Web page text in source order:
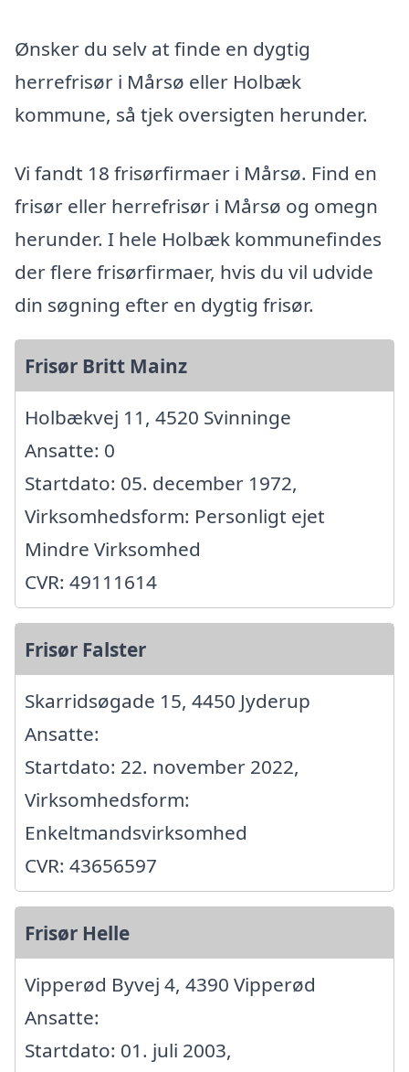
Ønsker du selv at finde en dygtig
herrefrisør i Mårsø eller Holbæk
kommune, så tjek oversigten herunder.
Vi fandt 18 frisørfirmaer i Mårsø. Find en
frisør eller herrefrisør i Mårsø og omegn
herunder. I hele Holbæk kommunefindes
der flere frisørfirmaer, hvis du vil udvide
din søgning efter en dygtig frisør.
Frisør Britt Mainz
Holbækvej 11, 4520 Svinninge
Ansatte: 0
Startdato: 05. december 1972,
Virksomhedsform: Personligt ejet
Mindre Virksomhed
CVR: 49111614
Frisør Falster
Skarridsøgade 15, 4450 Jyderup
Ansatte:
Startdato: 22. november 2022,
Virksomhedsform:
Enkeltmandsvirksomhed
CVR: 43656597
Frisør Helle
Vipperød Byvej 4, 4390 Vipperød
Ansatte:
Startdato: 01. juli 2003,